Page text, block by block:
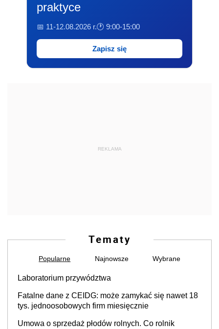
praktyce
📅 11-12.08.2026 r.🕐 9:00-15:00
Zapisz się
REKLAMA
Tematy
Popularne Najnowsze Wybrane
Laboratorium przywództwa
Fatalne dane z CEIDG: może zamykać się nawet 18
tys. jednoosobowych firm miesięcznie
Umowa o sprzedaż płodów rolnych. Co rolnik